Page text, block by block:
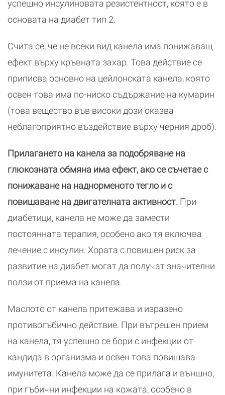
успешно инсулиновата резистентност, която е в
основата на диабет тип 2.
Счита се, че не всеки вид канела има понижаващ
ефект върху кръвната захар. Това действие се
приписва основно на цейлонската канела, която
освен това има по-ниско съдържание на кумарин
(това вещество във високи дози оказва
неблагоприятно въздействие върху черния дроб).
Прилагането на канела за подобряване на
глюкозната обмяна има ефект, ако се съчетае с
понижаване на наднорменото тегло и с
повишаване на двигателната активност. При
диабетици, канела не може да замести
постоянната терапия, особено ако тя включва
лечение с инсулин. Хората с повишен риск за
развитие на диабет могат да получат значителни
ползи от приема на канела.
Маслото от канела притежава и изразено
противогъбично действие. При вътрешен прием
на канела, тя успешно се бори с инфекции от
кандида в организма и освен това повишава
имунитета. Канела може да се прилага и външно,
при гъбични инфекции на кожата, особено в